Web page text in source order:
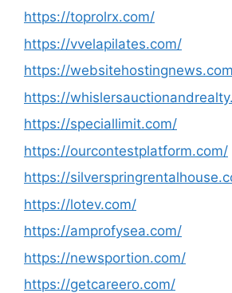
https://toprolrx.com/
https://vvelapilates.com/
https://
https://
https://speciallimit.com/
https://ourcontestplatform.com/
https://
https://lotev.com/
https://amprofysea.com/
https://newsportion.com/
https://getcareero.com/